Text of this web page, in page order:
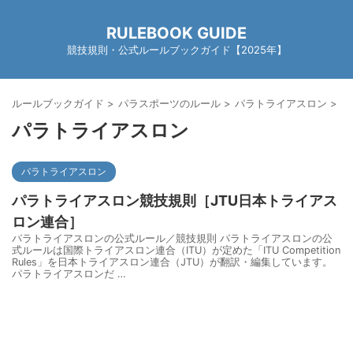
RULEBOOK GUIDE
競技規則・公式ルールブックガイド【2025年】
ルールブックガイド > パラスポーツのルール > パラトライアスロン >
パラトライアスロン
パラトライアスロン
パラトライアスロン競技規則［JTU日本トライアス
ロン連合］
パラトライアスロンの公式ルール／競技規則 パラトライアスロンの公
式ルールは国際トライアスロン連合（ITU）が定めた「ITU Competition
Rules」を日本トライアスロン連合（JTU）が翻訳・編集しています。
パラトライアスロンだ …